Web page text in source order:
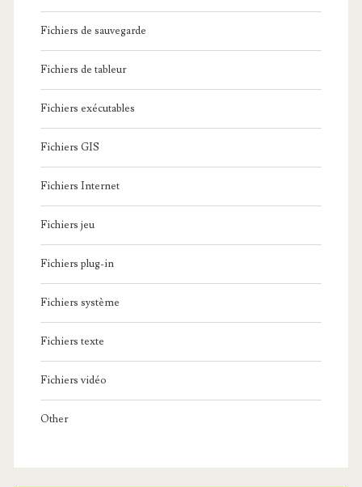
Fichiers de sauvegarde
Fichiers de tableur
Fichiers exécutables
Fichiers GIS
Fichiers Internet
Fichiers jeu
Fichiers plug-in
Fichiers système
Fichiers texte
Fichiers vidéo
Other